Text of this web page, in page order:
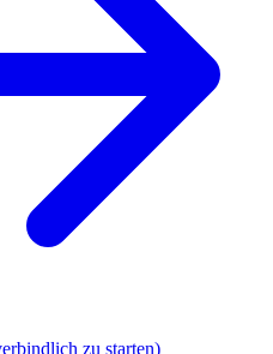
zu starten)